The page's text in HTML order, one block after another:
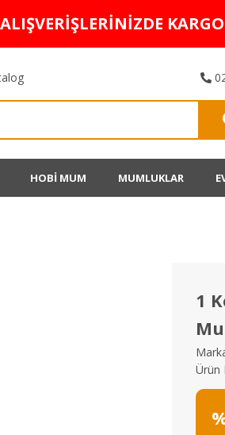
HOBİ MUM MUMLUKLAR
1
Ürün